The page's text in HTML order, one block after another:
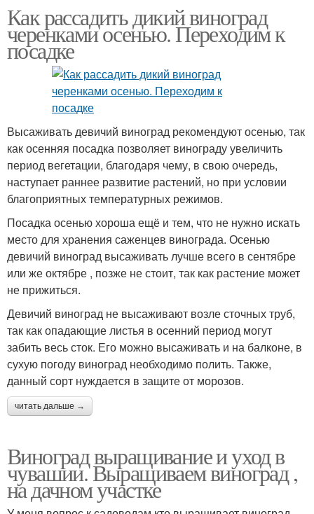
Как рассадить дикий виноград
черенками осенью. Переходим к
посадке
Высаживать девичий виноград рекомендуют осенью, так
как осенняя посадка позволяет винограду увеличить
период вегетации, благодаря чему, в свою очередь,
наступает раннее развитие растений, но при условии
благоприятных температурных режимов.
Посадка осенью хороша ещё и тем, что не нужно искать
место для хранения саженцев винограда. Осенью
девичий виноград высаживать лучше всего в сентябре
или же октябре , позже не стоит, так как растение может
не прижиться.
Девичий виноград не высаживают возле сточных труб,
так как опадающие листья в осенний период могут
забить весь сток. Его можно высаживать и на балконе, в
сухую погоду виноград необходимо полить. Также,
данный сорт нуждается в защите от морозов.
читать дальше →
Виноград выращивание и уход в
чувашии. Выращиваем виноград ,
на дачном участке